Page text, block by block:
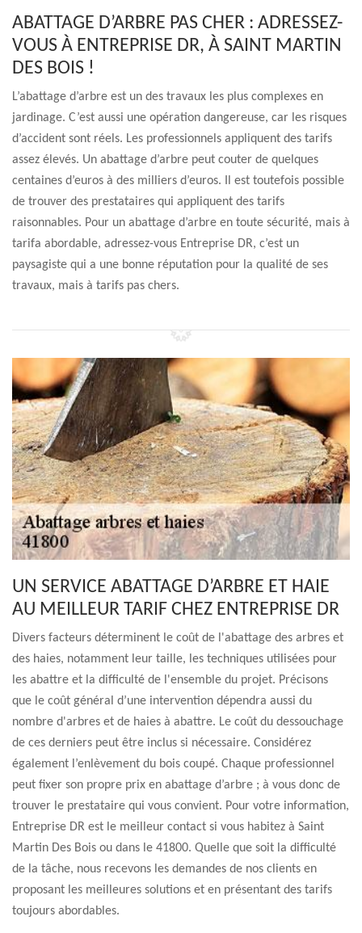
ABATTAGE D’ARBRE PAS CHER : ADRESSEZ-
VOUS À ENTREPRISE DR, À SAINT MARTIN
DES BOIS !
L’abattage d’arbre est un des travaux les plus complexes en
jardinage. C’est aussi une opération dangereuse, car les risques
d’accident sont réels. Les professionnels appliquent des tarifs
assez élevés. Un abattage d’arbre peut couter de quelques
centaines d’euros à des milliers d’euros. Il est toutefois possible
de trouver des prestataires qui appliquent des tarifs
raisonnables. Pour un abattage d’arbre en toute sécurité, mais à
tarifa abordable, adressez-vous Entreprise DR, c’est un
paysagiste qui a une bonne réputation pour la qualité de ses
travaux, mais à tarifs pas chers.
UN SERVICE ABATTAGE D’ARBRE ET HAIE
AU MEILLEUR TARIF CHEZ ENTREPRISE DR
Divers facteurs déterminent le coût de l'abattage des arbres et
des haies, notamment leur taille, les techniques utilisées pour
les abattre et la difficulté de l'ensemble du projet. Précisons
que le coût général d’une intervention dépendra aussi du
nombre d'arbres et de haies à abattre. Le coût du dessouchage
de ces derniers peut être inclus si nécessaire. Considérez
également l’enlèvement du bois coupé. Chaque professionnel
peut fixer son propre prix en abattage d’arbre ; à vous donc de
trouver le prestataire qui vous convient. Pour votre information,
Entreprise DR est le meilleur contact si vous habitez à Saint
Martin Des Bois ou dans le 41800. Quelle que soit la difficulté
de la tâche, nous recevons les demandes de nos clients en
proposant les meilleures solutions et en présentant des tarifs
toujours abordables.